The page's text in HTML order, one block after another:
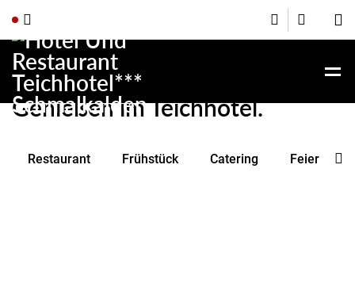
Genießen im Teichhotel.
Restaurant Frühstück Catering Feiern &